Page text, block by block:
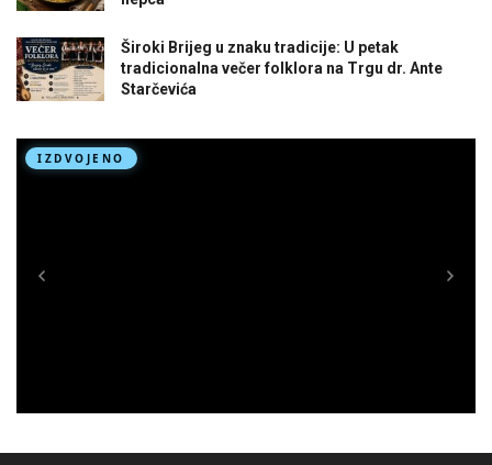
Široki Brijeg u znaku tradicije: U petak
tradicionalna večer folklora na Trgu dr. Ante
Starčevića